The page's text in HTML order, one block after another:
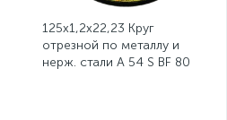
125х1,2х22,23 Круг
отрезной по металлу и
нерж. стали A 54 S BF 80